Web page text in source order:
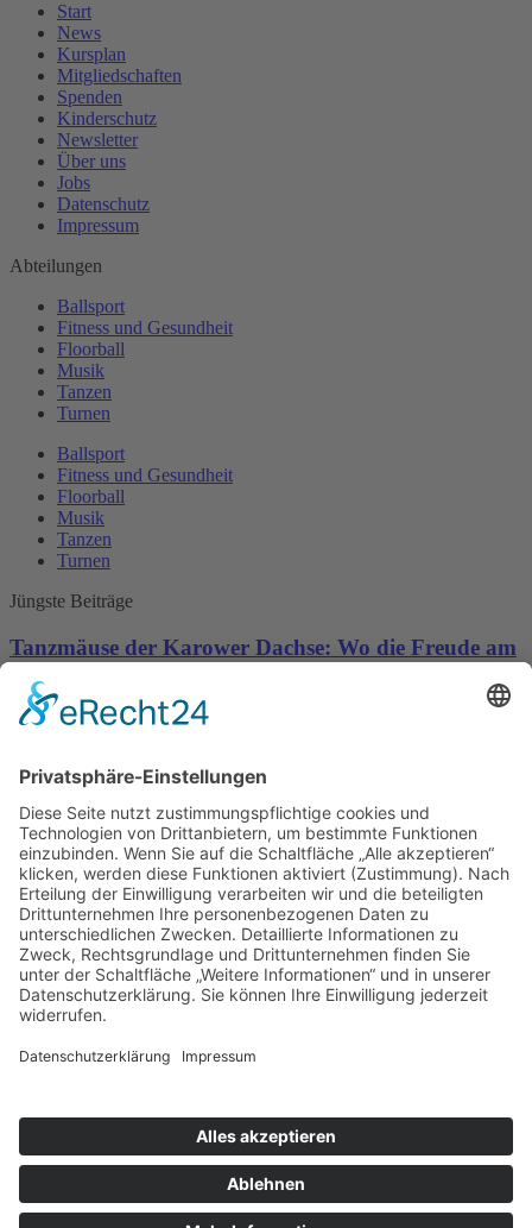
Start
News
Kursplan
Mitgliedschaften
Spenden
Kinderschutz
Newsletter
Über uns
Jobs
Datenschutz
Impressum
Abteilungen
Ballsport
Fitness und Gesundheit
Floorball
Musik
Tanzen
Turnen
Ballsport
Fitness und Gesundheit
Floorball
Musik
Tanzen
Turnen
Jüngste Beiträge
Tanzmäuse der Karower Dachse: Wo die Freude am
Mit Meisterschaftserfolg in die Babypause – Spirit
Ein Tag voller Bewegung, Begegnungen und
Dachse-Gemeinschaft
Familien-Sommersportfest der Dachse: Ein Tag
voller Bewegung, Spaß und Gemeinschaft
Sporttreff Karower Dachse e.V in Berlin-Karow
Impressum|Newsletter|Kontakt|Datenschutz
Technischer Administrator: Silvio Osowsky
Tage
Wir freuen uns auf einen tollen
sportlichen Familientag mit Allen